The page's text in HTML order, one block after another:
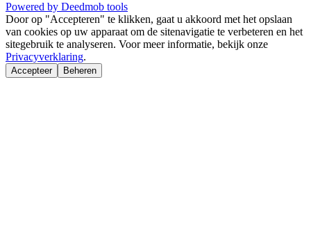
Powered by Deedmob tools
Door op "Accepteren" te klikken, gaat u akkoord met het opslaan
van cookies op uw apparaat om de sitenavigatie te verbeteren en het
sitegebruik te analyseren. Voor meer informatie, bekijk onze
Privacyverklaring.
Accepteer Beheren